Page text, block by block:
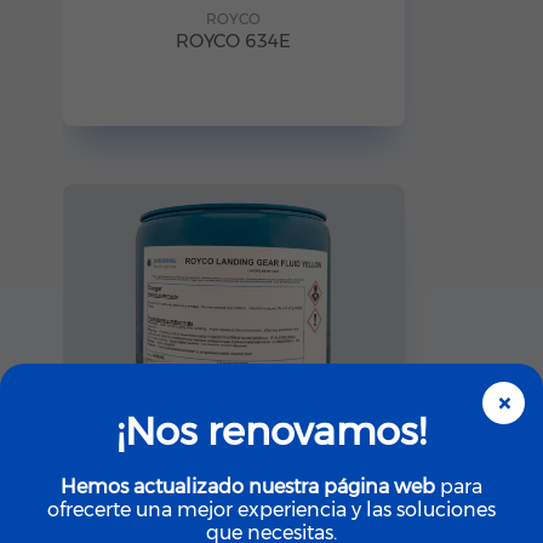
ROYCO
ROYCO 634E
×
¡Nos renovamos!
Hemos actualizado nuestra página web para
ofrecerte una mejor experiencia y las soluciones
que necesitas.